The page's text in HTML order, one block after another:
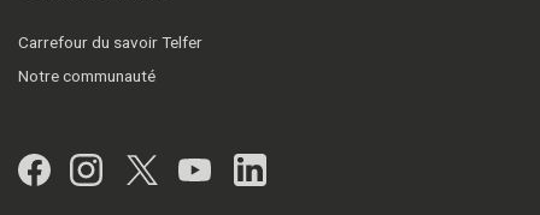
Carrefour du savoir Telfer
Notre communauté
Facebook
Instagram
Twitter
YouTubeLinkedIn